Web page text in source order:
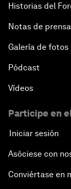
Historias del
Notas de prensa
Galería de fotos
Pódcast
Vídeos
Participe en
Iniciar sesión
Asóciese con
Conviértase en